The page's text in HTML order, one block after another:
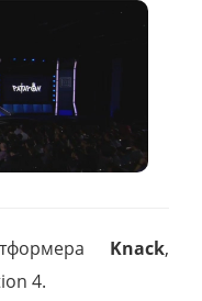
Knack,
4.